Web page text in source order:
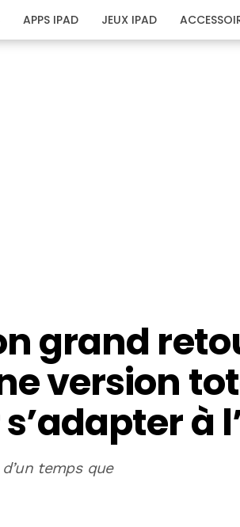
APPS IPAD JEUX IPAD
grand
version
à
temps que